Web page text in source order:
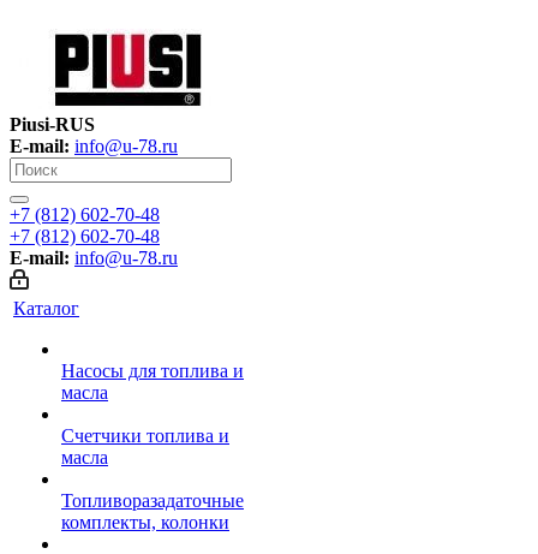
Piusi-RUS
E-mail: info@u-78.ru
+7 (812) 602-70-48
+7 (812) 602-70-48
E-mail: info@u-78.ru
Каталог
Насосы для топлива и
масла
Счетчики топлива и
масла
Топливоразадаточные
комплекты, колонки